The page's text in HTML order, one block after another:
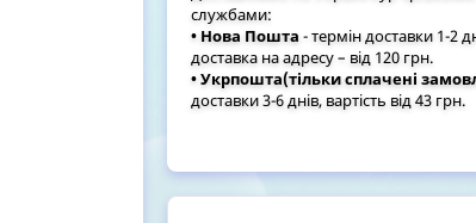
службами:
• Нова Пошта - термін доставки 1-2
доставка на адресу – від 120 грн.
• Укрпошта(тільки сплачені
доставки 3-6 днів, вартість від 43 грн.